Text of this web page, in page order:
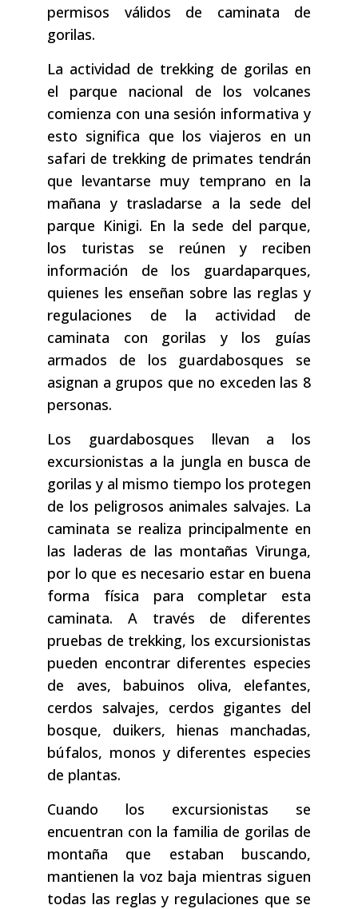
permisos válidos de caminata de
gorilas.
La actividad de trekking de gorilas en
el parque nacional de los volcanes
comienza con una sesión informativa y
esto significa que los viajeros en un
safari de trekking de primates tendrán
que levantarse muy temprano en la
mañana y trasladarse a la sede del
parque Kinigi. En la sede del parque,
los turistas se reúnen y reciben
información de los guardaparques,
quienes les enseñan sobre las reglas y
regulaciones de la actividad de
caminata con gorilas y los guías
armados de los guardabosques se
asignan a grupos que no exceden las 8
personas.
Los guardabosques llevan a los
excursionistas a la jungla en busca de
gorilas y al mismo tiempo los protegen
de los peligrosos animales salvajes. La
caminata se realiza principalmente en
las laderas de las montañas Virunga,
por lo que es necesario estar en buena
forma física para completar esta
caminata. A través de diferentes
pruebas de trekking, los excursionistas
pueden encontrar diferentes especies
de aves, babuinos oliva, elefantes,
cerdos salvajes, cerdos gigantes del
bosque, duikers, hienas manchadas,
búfalos, monos y diferentes especies
de plantas.
Cuando los excursionistas se
encuentran con la familia de gorilas de
montaña que estaban buscando,
mantienen la voz baja mientras siguen
todas las reglas y regulaciones que se